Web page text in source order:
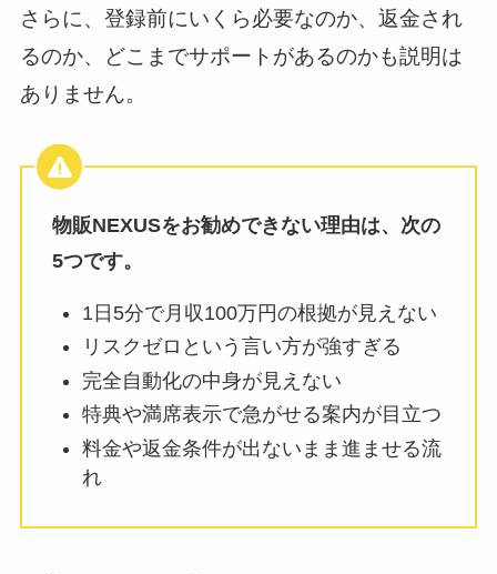
さらに、登録前にいくら必要なのか、返金され
るのか、どこまでサポートがあるのかも説明は
ありません。
物販NEXUSをお勧めできない理由は、次の
5つです。
1日5分で月収100万円の根拠が見えない
リスクゼロという言い方が強すぎる
完全自動化の中身が見えない
特典や満席表示で急がせる案内が目立つ
料金や返金条件が出ないまま進ませる流
れ